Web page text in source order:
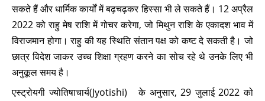
सकते हैं और धार्मिक कार्यों में बढ़चढ़कर हिस्सा भी ले सकते हैं। 12 अप्रैल
2022 को राहु मेष राशि में गोचर करेगा, जो मिथुन राशि के एकादश भाव में
विराजमान होगा। राहु की यह स्थिति संतान पक्ष को कष्ट दे सकती है। जो
छात्र विदेश जाकर उच्च शिक्षा ग्रहण करने का सोच रहे थे उनके लिए भी
अनुकूल समय है।
एस्ट्रोयगी ज्योतिषाचार्य(Jyotishi) के अनुसार, 29 जुलाई 2022 को